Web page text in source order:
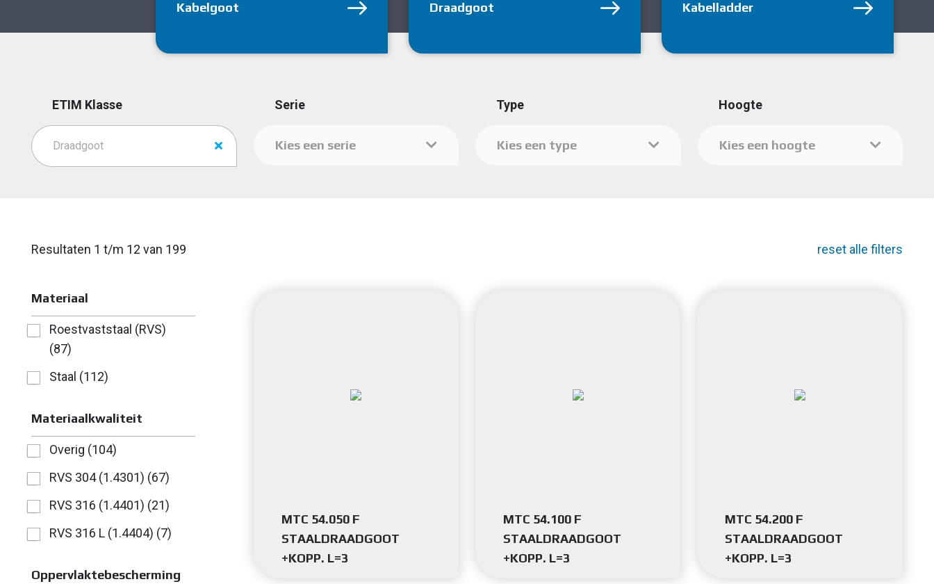
Kabelgoot Draadgoot Kabelladder
ETIM Klasse
Draadgoot
Serie
Kies een serie
Type
Kies een type
Hoogte
Kies een hoogte
Resultaten 1 t/m 12 van 199 reset alle filters
Materiaal
Roestvaststaal (RVS)
(87)
Staal (112)
Materiaalkwaliteit
Overig (104)
RVS 304 (1.4301) (67)
RVS 316 (1.4401) (21)
RVS 316 L (1.4404) (7)
Oppervlaktebescherming
MTC 54.050 F
STAALDRAADGOOT
+KOPP. L=3
MTC 54.100 F
STAALDRAADGOOT
+KOPP. L=3
MTC 54.200 F
STAALDRAADGOOT
+KOPP. L=3